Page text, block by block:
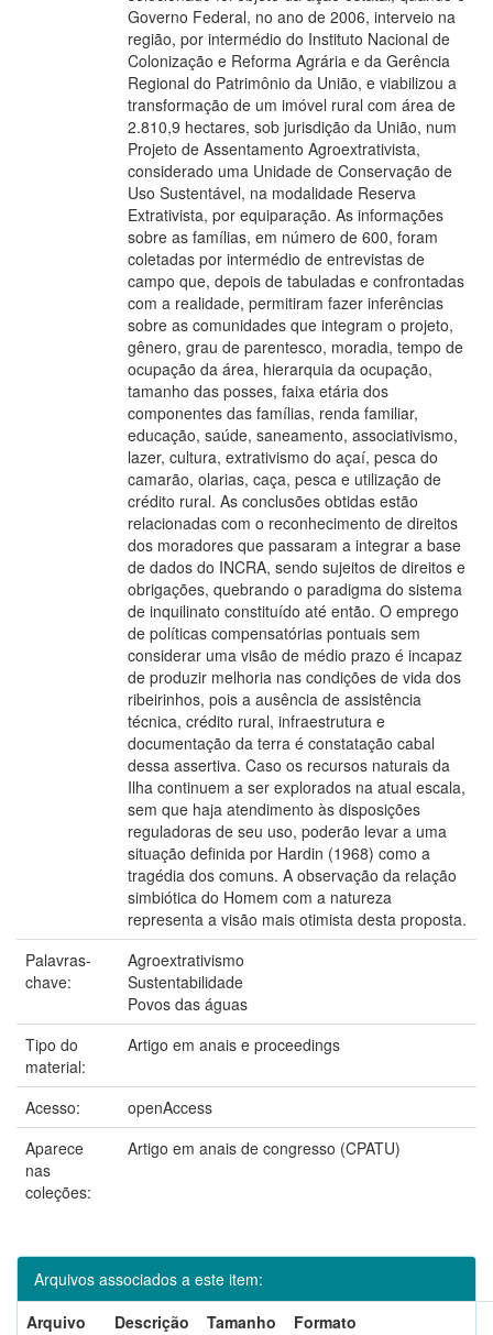
Governo Federal, no ano de 2006, interveio na
região, por intermédio do Instituto Nacional de
Colonização e Reforma Agrária e da Gerência
Regional do Patrimônio da União, e viabilizou a
transformação de um imóvel rural com área de
2.810,9 hectares, sob jurisdição da União, num
Projeto de Assentamento Agroextrativista,
considerado uma Unidade de Conservação de
Uso Sustentável, na modalidade Reserva
Extrativista, por equiparação. As informações
sobre as famílias, em número de 600, foram
coletadas por intermédio de entrevistas de
campo que, depois de tabuladas e confrontadas
com a realidade, permitiram fazer inferências
sobre as comunidades que integram o projeto,
gênero, grau de parentesco, moradia, tempo de
ocupação da área, hierarquia da ocupação,
tamanho das posses, faixa etária dos
componentes das famílias, renda familiar,
educação, saúde, saneamento, associativismo,
lazer, cultura, extrativismo do açaí, pesca do
camarão, olarias, caça, pesca e utilização de
crédito rural. As conclusões obtidas estão
relacionadas com o reconhecimento de direitos
dos moradores que passaram a integrar a base
de dados do INCRA, sendo sujeitos de direitos e
obrigações, quebrando o paradigma do sistema
de inquilinato constituído até então. O emprego
de políticas compensatórias pontuais sem
considerar uma visão de médio prazo é incapaz
de produzir melhoria nas condições de vida dos
ribeirinhos, pois a ausência de assistência
técnica, crédito rural, infraestrutura e
documentação da terra é constatação cabal
dessa assertiva. Caso os recursos naturais da
Ilha continuem a ser explorados na atual escala,
sem que haja atendimento às disposições
reguladoras de seu uso, poderão levar a uma
situação definida por Hardin (1968) como a
tragédia dos comuns. A observação da relação
simbiótica do Homem com a natureza
representa a visão mais otimista desta proposta.
Palavras-
chave:
Agroextrativismo
Sustentabilidade
Povos das águas
Tipo do
material:
Artigo em anais e proceedings
Acesso:
openAccess
Aparece
nas
coleções:
Artigo em anais de congresso (CPATU)
Arquivos associados a este item:
Arquivo
Descrição Tamanho
Formato